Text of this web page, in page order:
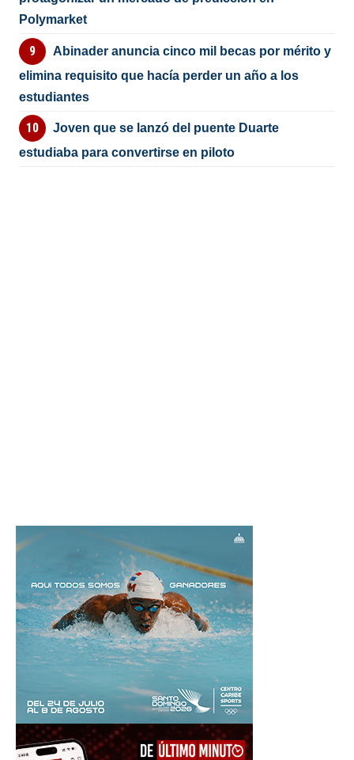
Polymarket
Abinader anuncia cinco mil becas por mérito y
elimina requisito que hacía perder un año a los
estudiantes
Joven que se lanzó del puente Duarte
estudiaba para convertirse en piloto